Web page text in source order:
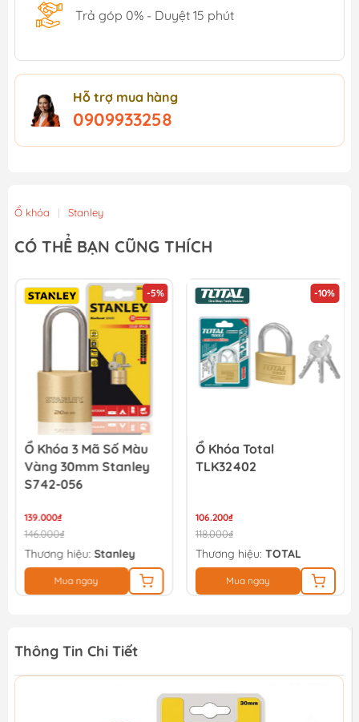
Trả góp 0% - Duyệt 15 phút
Hỗ trợ mua hàng
0909933258
Ổ khóa | Stanley
CÓ THỂ BẠN CŨNG THÍCH
-5%
Ổ Khóa 3 Mã Số Màu
Vàng 30mm Stanley
S742-056
139.000₫
146.000₫
Thương hiệu: Stanley
Mua ngay
-10%
Ổ Khóa Total
TLK32402
106.200₫
118.000₫
Thương hiệu: TOTAL
Mua ngay
Thông Tin Chi Tiết